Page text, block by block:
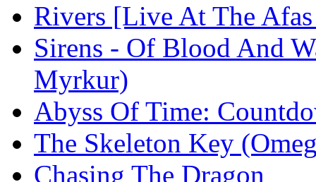
Rivers [Live At The
Sirens - Of Blood And
Myrkur)
Abyss Of Time:
The Skeleton Key
Chasing The Dragon